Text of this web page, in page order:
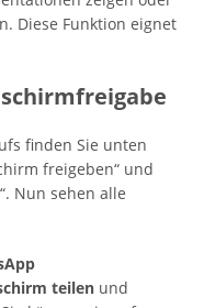
Diese Funktion eignet
finden Sie unten
freigeben“ und
Nun sehen alle
teilen und